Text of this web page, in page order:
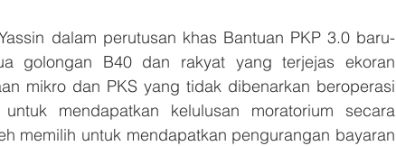
dalam perutusan khas Bantuan PKP 3.0 baru-
golongan B40 dan rakyat yang terjejas ekoran
mikro dan PKS yang tidak dibenarkan beroperasi
mendapatkan kelulusan moratorium secara
memilih untuk mendapatkan pengurangan bayaran